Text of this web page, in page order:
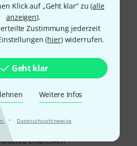
Klick auf „Geht klar“ zu (alle
anzeigen).
Zustimmung jederzeit
(hier) widerrufen.
Geht klar
Weitere Infos
· Datenschutzhinweise
MELDEN
27.01.2020
auch gute trageeigenschaft
empfehlen